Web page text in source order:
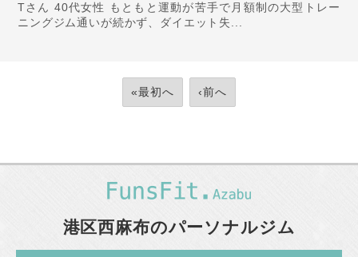
Tさん 40代女性 もともと運動が苦手で月額制の大型トレー
ニングジム通いが続かず、ダイエット失...
«最初へ ‹前へ
港区西麻布のパーソナルジム